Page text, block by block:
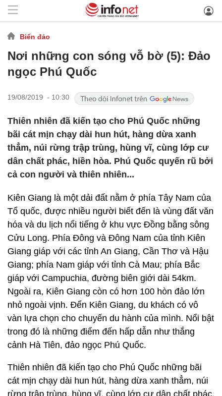
Biển đảo
Nơi những con sóng vỗ bờ (5): Đảo
ngọc Phú Quốc
19/08/2019 - 10:30
Thiên nhiên đã kiến tạo cho Phú Quốc những
bãi cát mịn chạy dài hun hút, hàng dừa xanh
thẳm, núi rừng trập trùng, hùng vĩ, cùng lớp cư
dân chất phác, hiền hòa. Phú Quốc quyến rũ bởi
cả con người và thiên nhiên...
Kiên Giang là một dải đất nằm ở phía Tây Nam của
Tổ quốc, được nhiều người biết đến là vùng đất văn
hóa và du lịch nổi tiếng ở khu vực Đồng bằng sông
Cửu Long. Phía Đông và Đông Nam của tỉnh Kiên
Giang giáp với các tỉnh An Giang, Cần Thơ và Hậu
Giang; phía Nam giáp với tỉnh Cà Mau; phía Bắc
giáp với Campuchia, đường biên giới dài 54km.
Ngoài ra, Kiên Giang còn có hơn 100 hòn đảo lớn
nhỏ ngoài vịnh. Đến Kiên Giang, du khách có vô
vàn lựa chọn cho chuyến du hành của mình. Nổi bật
trong đó là những điểm đến hấp dẫn như thắng
cảnh Hà Tiên, đảo ngọc Phú Quốc.
Thiên nhiên đã kiến tạo cho Phú Quốc những bãi
cát mịn chạy dài hun hút, hàng dừa xanh thẳm, núi
rừng trập trùng, hùng vĩ, cùng lớp cư dân chất phác,